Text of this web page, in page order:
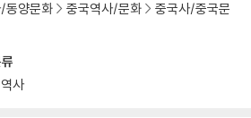
루
병’
역사
동양문화 중국역사/문화
중국사/중국문